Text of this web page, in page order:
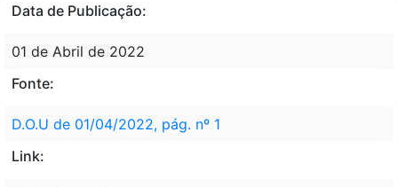
Data de Publicação:
01 de Abril de 2022
Fonte:
D.O.U de 01/04/2022, pág. nº 1
Link: